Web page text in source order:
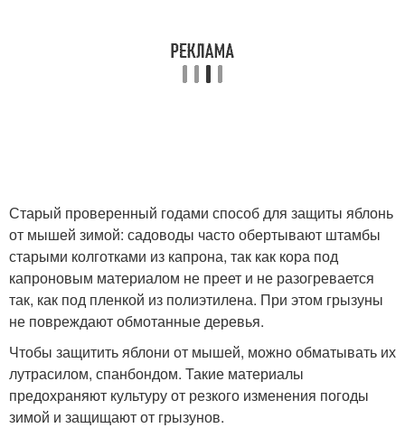
Старый проверенный годами способ для защиты яблонь
от мышей зимой: садоводы часто обертывают штамбы
старыми колготками из капрона, так как кора под
капроновым материалом не преет и не разогревается
так, как под пленкой из полиэтилена. При этом грызуны
не повреждают обмотанные деревья.
Чтобы защитить яблони от мышей, можно обматывать их
лутрасилом, спанбондом. Такие материалы
предохраняют культуру от резкого изменения погоды
зимой и защищают от грызунов.